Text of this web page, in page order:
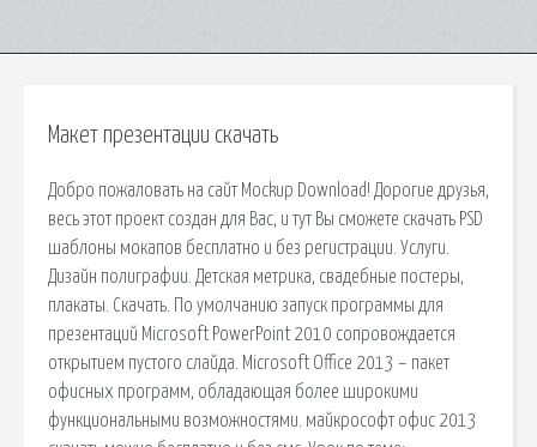
Макет презентации скачать
Добро пожаловать на сайт Mockup Download! Дорогие друзья,
весь этот проект создан для Вас, и тут Вы сможете скачать PSD
шаблоны мокапов бесплатно и без регистрации. Услуги.
Дизайн полиграфии. Детская метрика, свадебные постеры,
плакаты. Скачать. По умолчанию запуск программы для
презентаций Microsoft PowerPoint 2010 сопровождается
открытием пустого слайда. Microsoft Office 2013 – пакет
офисных программ, обладающая более широкими
функциональными возможностями. майкрософт офис 2013